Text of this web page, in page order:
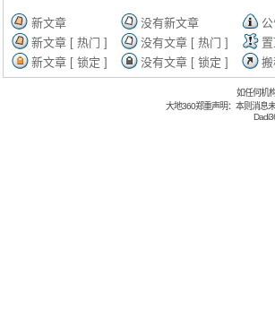
新文章 没有新文章
新文章 [ 热门 ]
没有文章 [ 热门 ]
新文章 [ 锁定 ]
没有文章 [ 锁定 ]
如任何机
大地360郑重声明：本则消息